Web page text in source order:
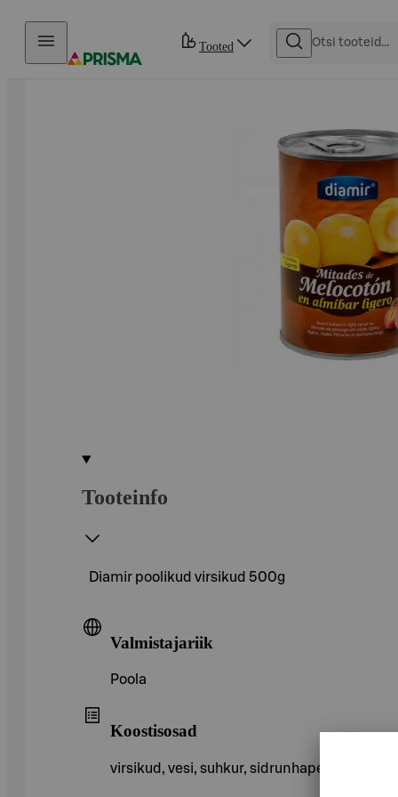
Otse sisu juurde
Tooted
Tooteinfo
Diamir poolikud virsikud 500g
Valmistajariik
Poola
Koostisosad
virsikud, vesi, suhkur, sidrunhape